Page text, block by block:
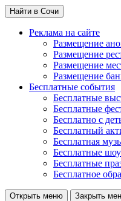
Найти в Сочи
Реклама на сайте
Размещение
Размещение
Размещение
Размещение
Бесплатные события
Бесплатные
Бесплатные
Бесплатно с
Бесплатный
Бесплатная
Бесплатные
Бесплатные
Бесплатное
Открыть меню Закрыть